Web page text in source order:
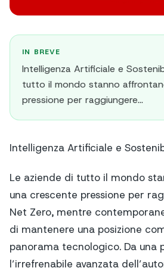
IN BREVE
Intelligenza Artificiale e
tutto il mondo stanno
pressione per raggiungere...
Intelligenza Artificiale e
Le aziende di tutto il mondo
una crescente pressione per
Net Zero, mentre
di mantenere una posizione
panorama tecnologico. Da una
l’irrefrenabile avanzata